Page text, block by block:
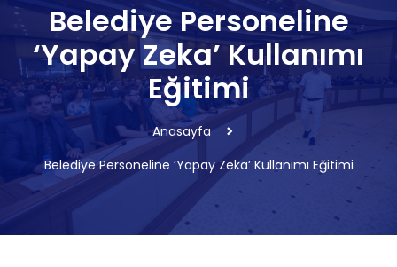
Belediye Personeline
‘Yapay Zeka’ Kullanımı
Eğitimi
Anasayfa
Belediye Personeline ‘Yapay Zeka’ Kullanımı Eğitimi